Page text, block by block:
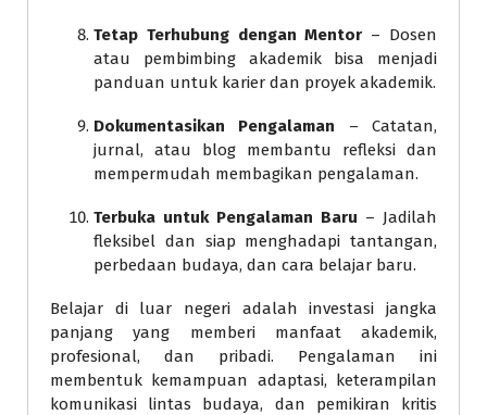
Tetap Terhubung dengan Mentor – Dosen
atau pembimbing akademik bisa menjadi
panduan untuk karier dan proyek akademik.
Dokumentasikan Pengalaman – Catatan,
jurnal, atau blog membantu refleksi dan
mempermudah membagikan pengalaman.
Terbuka untuk Pengalaman Baru – Jadilah
fleksibel dan siap menghadapi tantangan,
perbedaan budaya, dan cara belajar baru.
Belajar di luar negeri adalah investasi jangka
panjang yang memberi manfaat akademik,
profesional, dan pribadi. Pengalaman ini
membentuk kemampuan adaptasi, keterampilan
komunikasi lintas budaya, dan pemikiran kritis